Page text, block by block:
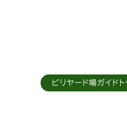
ビリヤード場ガイド